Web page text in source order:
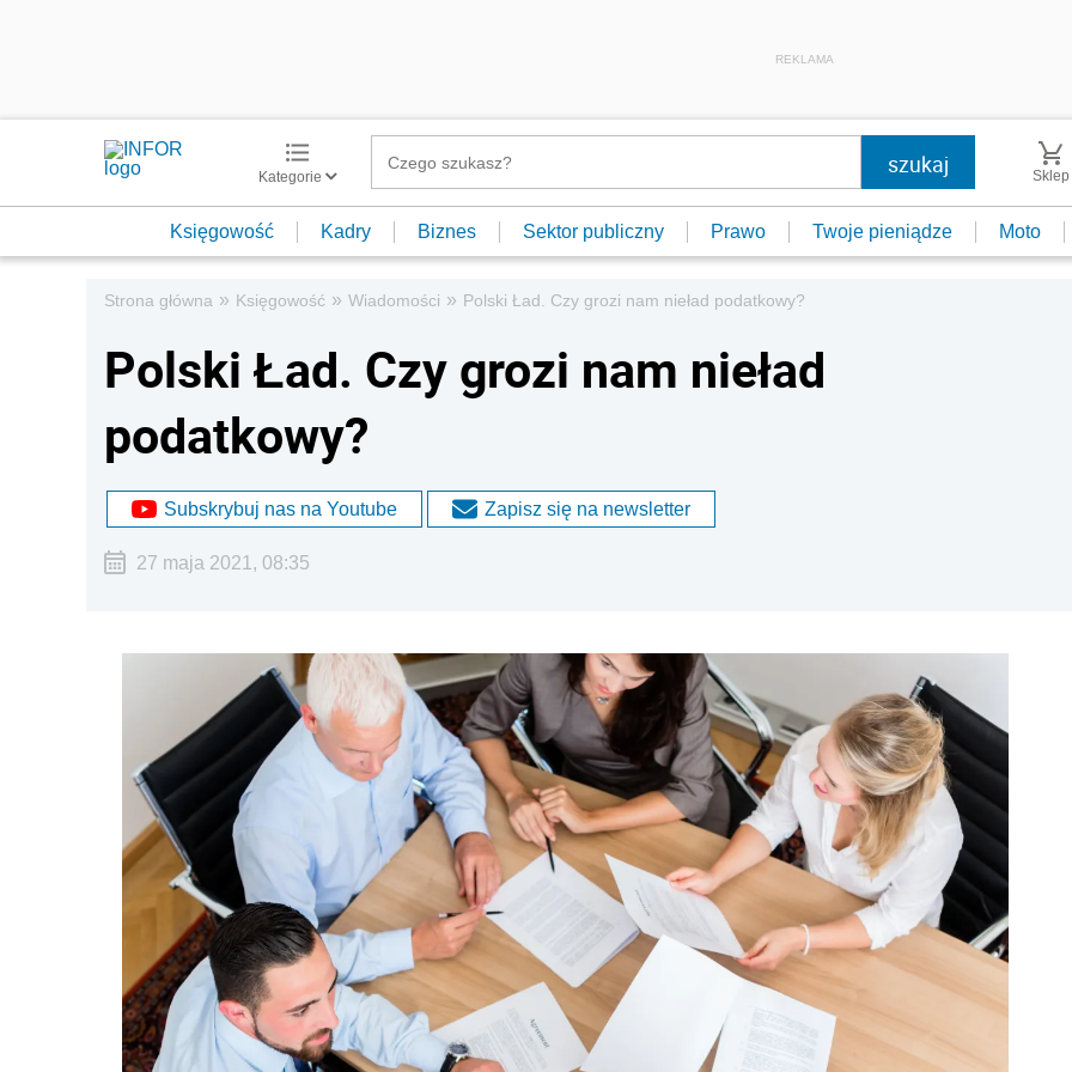
REKLAMA
Kategorie Sklep
Księgowość Kadry Biznes Sektor publiczny Prawo Twoje pieniądze Moto
Strona główna » Księgowość » Wiadomości » Polski Ład. Czy grozi nam nieład podatkowy?
Polski Ład. Czy grozi nam nieład
podatkowy?
Subskrybuj nas na Youtube Zapisz się na newsletter
27 maja 2021, 08:35